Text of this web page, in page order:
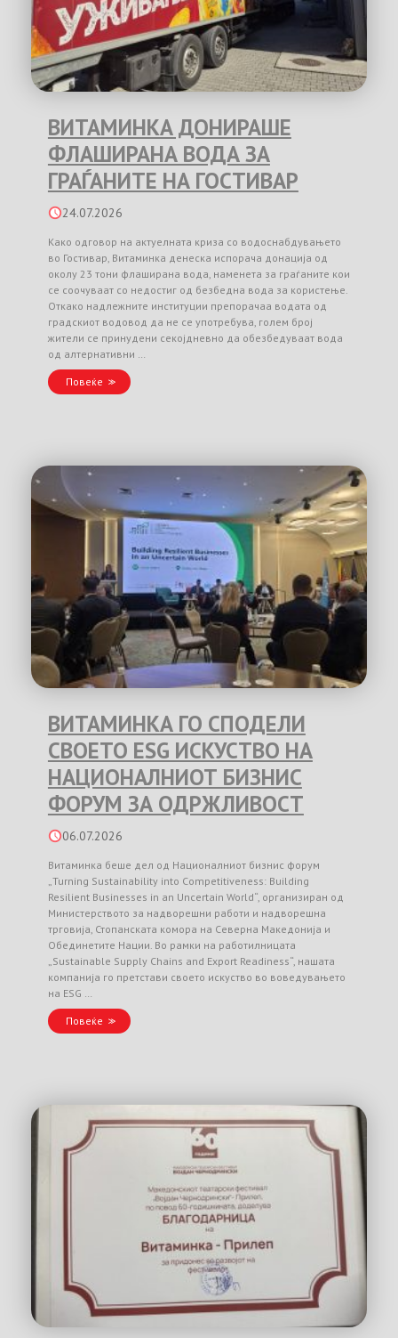
ВИТАМИНКА ДОНИРАШЕ
ФЛАШИРАНА ВОДА ЗА
ГРАЃАНИТЕ НА ГОСТИВАР
24.07.2026
Како одговор на актуелната криза со водоснабдувањето
во Гостивар, Витаминка денеска испорача донација од
околу 23 тони флаширана вода, наменета за граѓаните кои
се соочуваат со недостиг од безбедна вода за користење.
Откако надлежните институции препорачаа водата од
градскиот водовод да не се употребува, голем број
жители се принудени секојдневно да обезбедуваат вода
од алтернативни …
Повеќе
ВИТАМИНКА ГО СПОДЕЛИ
СВОЕТО ESG ИСКУСТВО НА
НАЦИОНАЛНИОТ БИЗНИС
ФОРУМ ЗА ОДРЖЛИВОСТ
06.07.2026
Витаминка беше дел од Националниот бизнис форум
„Turning Sustainability into Competitiveness: Building
Resilient Businesses in an Uncertain World“, организиран од
Министерството за надворешни работи и надворешна
трговија, Стопанската комора на Северна Македонија и
Обединетите Нации. Во рамки на работилницата
„Sustainable Supply Chains and Export Readiness“, нашата
компанија го претстави своето искуство во воведувањето
на ESG …
Повеќе